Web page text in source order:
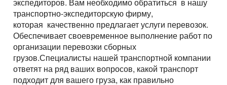
Авиа транспорт
Prin depunerea unei cereri, sunteți de acord cu
prelucrarea datelor cu caracter personal.
экспедиторов. Вам необходимо обратиться в нашу
транспортно-экспедиторскую фирму,
которая качественно предлагает услуги перевозок.
Обеспечивает своевременное выполнение работ по
организации перевозки сборных
грузов.Специалисты нашей транспортной компании
ответят на ряд ваших вопросов, какой транспорт
подходит для вашего груза, как правильно
prelucrarea datelor cu caracter personal.